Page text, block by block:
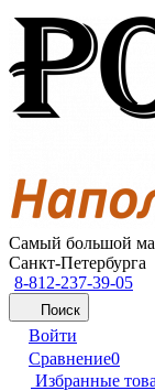
Самый большой
Санкт-Петербурга
8-812-237-39-05
Поиск
Войти
Сравнение0
Избранные